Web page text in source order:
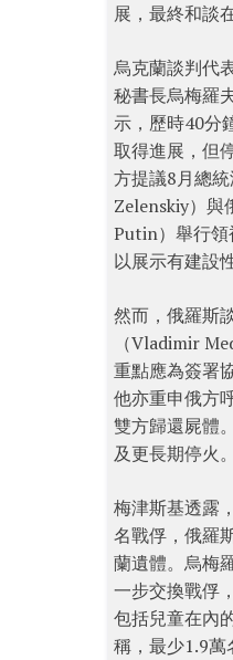
展，最終和談
烏克蘭談判代
秘書長烏梅羅
示，歷時40分
取得進展，但
方提議8月總
Zelenskiy）與
Putin）舉行領
以展示有建設
然而，俄羅斯
（Vladimir
重點應為簽署
他亦重申俄方
雙方歸還屍體
及更長期停火。
梅津斯基透露
名戰俘，俄羅
蘭遺體。烏梅
一步交換戰俘
包括兒童在內
稱，最少1.9萬